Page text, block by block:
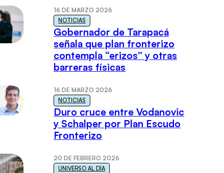
16 DE MARZO 2026
NOTICIAS
Gobernador de Tarapacá
señala que plan fronterizo
contempla “erizos” y otras
barreras físicas
16 DE MARZO 2026
NOTICIAS
Duro cruce entre Vodanovic
y Schalper por Plan Escudo
Fronterizo
20 DE FEBRERO 2026
UNIVERSO AL DÍA